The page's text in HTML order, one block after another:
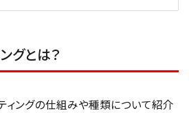
グとは？
ィングの仕組みや種類について紹介